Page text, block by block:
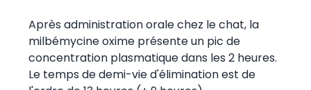
Après administration orale chez le chat, la
milbémycine oxime présente un pic de
concentration plasmatique dans les 2 heures.
Le temps de demi-vie d'élimination est de